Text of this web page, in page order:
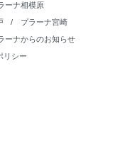
ーナ相模原
プラーナ宮崎
ーナからのお知らせ
リシー